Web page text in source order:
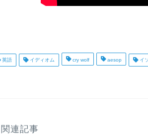
英語 イディオム cry wolf aesop イ
関連記事